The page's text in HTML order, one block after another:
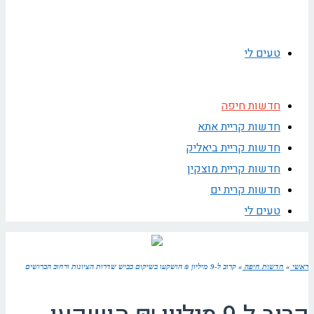
טעים לי
חדשות חיפה
חדשות קריית אתא
חדשות קריית ביאליק
חדשות קריית מוצקין
חדשות קרית ים
טעים לי
ראשי » חדשות חיפה » קרוב ל-9 מיליון ₪ הושקעו בשיקום כביש שדרות הציונות ורחוב הברושים